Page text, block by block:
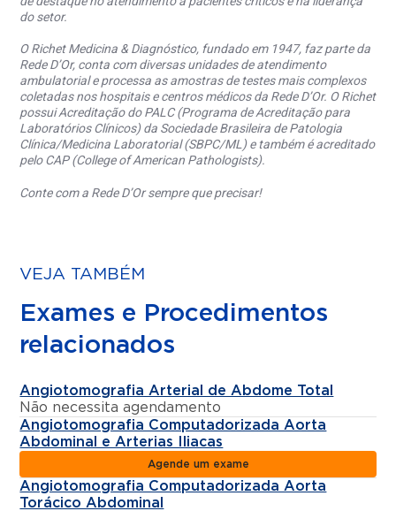
do setor.
O Richet Medicina & Diagnóstico, fundado em 1947, faz parte da
Rede D’Or, conta com diversas unidades de atendimento
ambulatorial e processa as amostras de testes mais complexos
coletadas nos hospitais e centros médicos da Rede D’Or. O Richet
possui Acreditação do PALC (Programa de Acreditação para
Laboratórios Clínicos) da Sociedade Brasileira de Patologia
Clínica/Medicina Laboratorial (SBPC/ML) e também é acreditado
pelo CAP (College of American Pathologists).
Conte com a Rede D’Or sempre que precisar!
VEJA TAMBÉM
Exames e Procedimentos
relacionados
Angiotomografia Arterial de Abdome Total
Não necessita agendamento
Angiotomografia Computadorizada Aorta
Abdominal e Arterias Iliacas
Agende um exame
Angiotomografia Computadorizada Aorta
Torácico Abdominal